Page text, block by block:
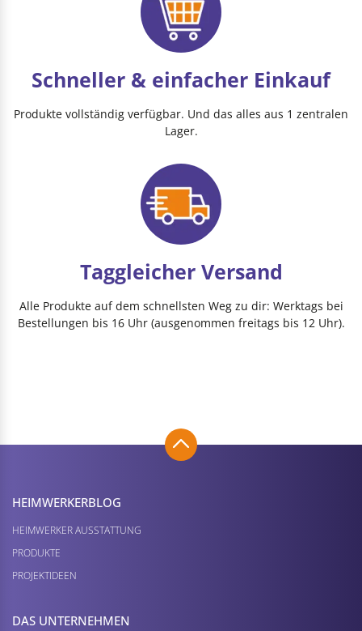
Schneller & einfacher Einkauf
Produkte vollständig verfügbar. Und das alles aus 1 zentralen
Lager.
Taggleicher Versand
Alle Produkte auf dem schnellsten Weg zu dir: Werktags bei
Bestellungen bis 16 Uhr (ausgenommen freitags bis 12 Uhr).
HEIMWERKER­BLOG
HEIMWERKER AUSSTATTUNG
PRODUKTE
PROJEKTIDEEN
DAS UNTERNEHMEN